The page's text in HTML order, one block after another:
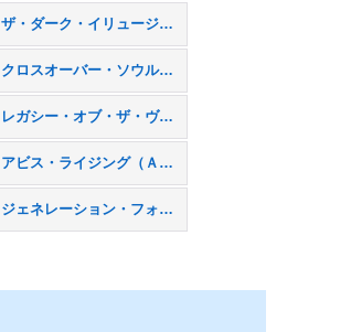
ザ・ダーク・イリュージョン（ＴＤＩＬ）
クロスオーバー・ソウルズ（ＣＲＯＳ）
レガシー・オブ・ザ・ヴァリアント（ＬＶＡＬ）
アビス・ライジング（ＡＢＹＲ）
ジェネレーション・フォース（ＧＥＮＦ）